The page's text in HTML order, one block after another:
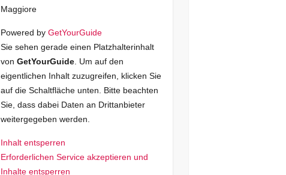
Maggiore
Powered by GetYourGuide
Sie sehen gerade einen Platzhalterinhalt
von GetYourGuide. Um auf den
eigentlichen Inhalt zuzugreifen, klicken Sie
auf die Schaltfläche unten. Bitte beachten
Sie, dass dabei Daten an Drittanbieter
weitergegeben werden.
Inhalt entsperren
Erforderlichen Service akzeptieren und
Inhalte entsperren